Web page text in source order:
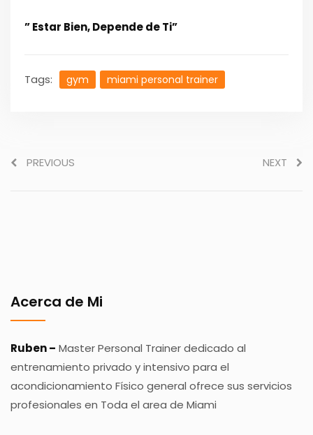
” Estar Bien, Depende de Ti”
Tags: gym miami personal trainer
PREVIOUS NEXT
Acerca de Mi
Ruben – Master Personal Trainer dedicado al
entrenamiento privado y intensivo para el
acondicionamiento Físico general ofrece sus servicios
profesionales en Toda el area de Miami